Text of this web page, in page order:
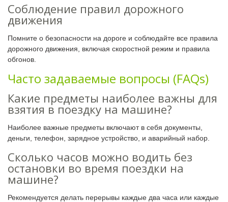
Соблюдение правил дорожного
движения
Помните о безопасности на дороге и соблюдайте все правила
дорожного движения, включая скоростной режим и правила
обгонов.
Часто задаваемые вопросы (FAQs)
Какие предметы наиболее важны для
взятия в поездку на машине?
Наиболее важные предметы включают в себя документы,
деньги, телефон, зарядное устройство, и аварийный набор.
Сколько часов можно водить без
остановки во время поездки на
машине?
Рекомендуется делать перерывы каждые два часа или каждые